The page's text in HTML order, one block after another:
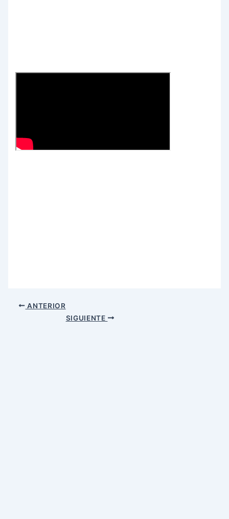
ANTERIOR
SIGUIENTE